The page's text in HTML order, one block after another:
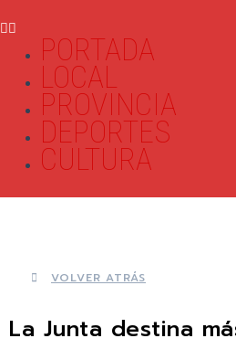
PORTADA
LOCAL
PROVINCIA
DEPORTES
CULTURA
VOLVER ATRÁS
La Junta destina